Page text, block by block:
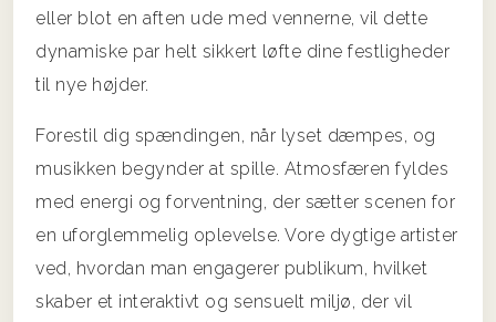
eller blot en aften ude med vennerne, vil dette
dynamiske par helt sikkert løfte dine festligheder
til nye højder.
Forestil dig spændingen, når lyset dæmpes, og
musikken begynder at spille. Atmosfæren fyldes
med energi og forventning, der sætter scenen for
en uforglemmelig oplevelse. Vore dygtige artister
ved, hvordan man engagerer publikum, hvilket
skaber et interaktivt og sensuelt miljø, der vil